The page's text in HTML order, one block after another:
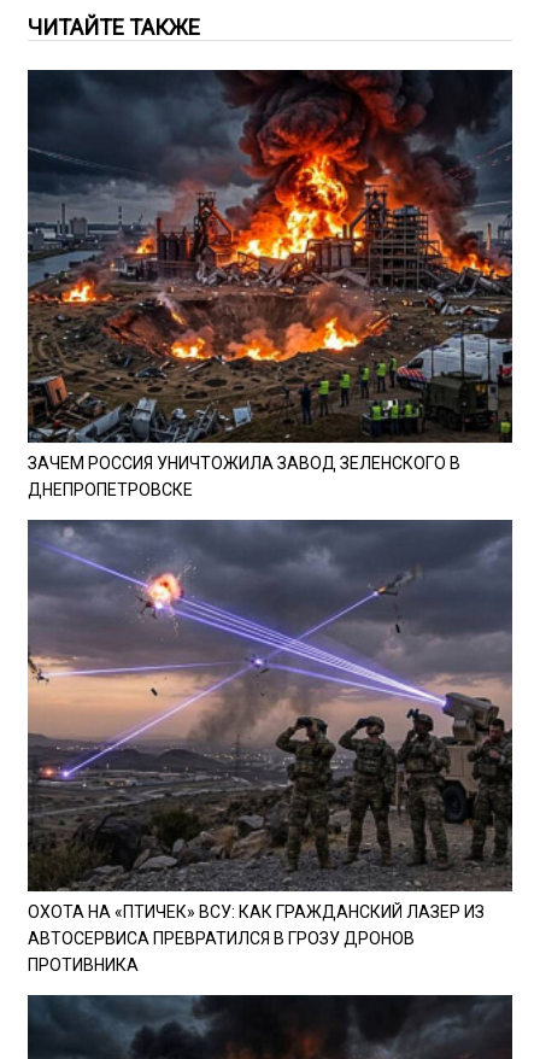
ЧИТАЙТЕ ТАКЖЕ
ЗАЧЕМ РОССИЯ УНИЧТОЖИЛА ЗАВОД ЗЕЛЕНСКОГО В
ДНЕПРОПЕТРОВСКЕ
ОХОТА НА «ПТИЧЕК» ВСУ: КАК ГРАЖДАНСКИЙ ЛАЗЕР ИЗ
АВТОСЕРВИСА ПРЕВРАТИЛСЯ В ГРОЗУ ДРОНОВ
ПРОТИВНИКА